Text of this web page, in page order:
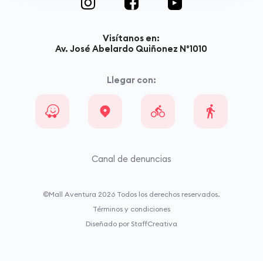
Visítanos en:
Av. José Abelardo Quiñonez N°1010
Llegar con:
Canal de denuncias
©Mall Aventura 2026 Todos los derechos reservados.
Términos y condiciones
Diseñado por StaffCreativa